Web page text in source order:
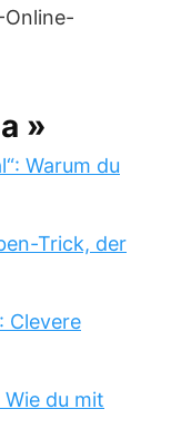
»
Warum du
Trick, der
Clevere
du mit